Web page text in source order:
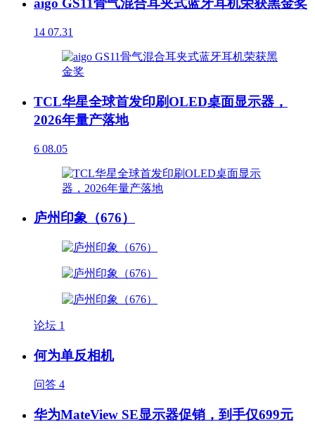
aigo GS11骨气混合耳夹式蓝牙耳机荣获黑金奖
14 07.31
TCL华星全球首发印刷OLED桌面显示器，
2026年量产落地
6 08.05
庐州印象（676）
论坛 1
何为单反相机
问答 4
华为MateView SE显示器促销，到手仅699元